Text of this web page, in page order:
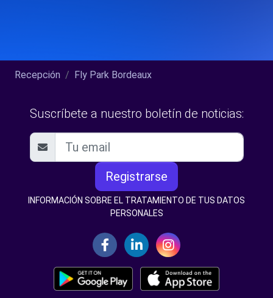
Recepción Fly Park Bordeaux
Suscríbete a nuestro boletín de noticias:
Registrarse
INFORMACIÓN SOBRE EL TRATAMIENTO DE TUS DATOS
PERSONALES